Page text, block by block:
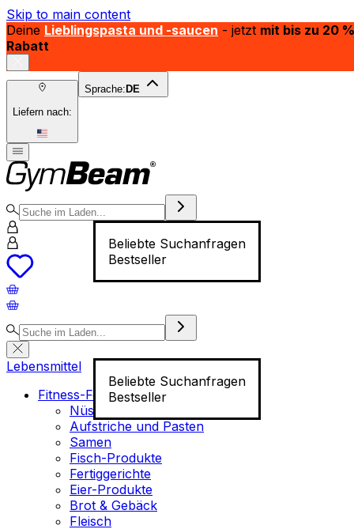
Skip to main content
Deine Lieblingspasta und -saucen - jetzt mit bis zu 20 %
Rabatt
Liefern nach:
Sprache: DE
Beliebte Suchanfragen
Bestseller
Beliebte Suchanfragen
Bestseller
Lebensmittel
Fitness-Food
Nüsse
Aufstriche und Pasten
Samen
Fisch-Produkte
Fertiggerichte
Eier-Produkte
Brot & Gebäck
Fleisch